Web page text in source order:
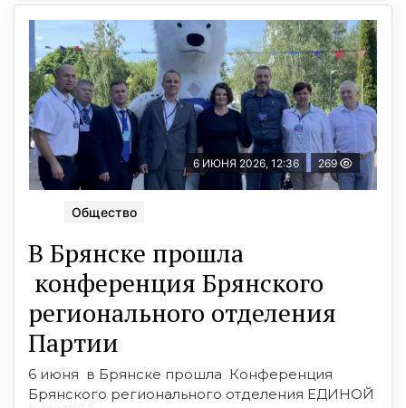
6 ИЮНЯ 2026, 12:36 269
Общество
В Брянске прошла
конференция Брянского
регионального отделения
Партии
6 июня в Брянске прошла Конференция
Брянского регионального отделения ЕДИНОЙ